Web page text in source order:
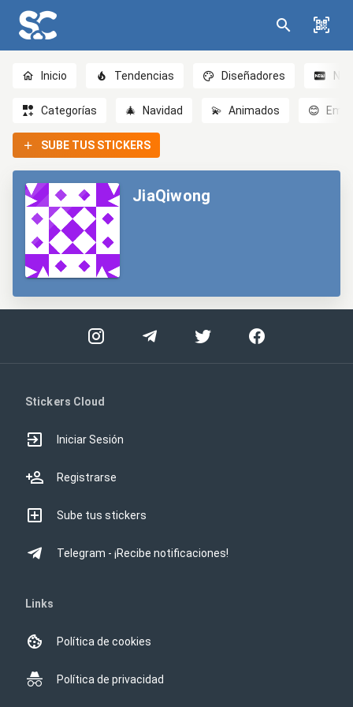
Inicio Tendencias Diseñadores
Categorías 🎄 Navidad 💫 Animados 😊
SUBE TUS STICKERS
JiaQiwong
Stickers Cloud
Iniciar Sesión
Registrarse
Sube tus stickers
Telegram - ¡Recibe notificaciones!
Links
Política de cookies
Política de privacidad